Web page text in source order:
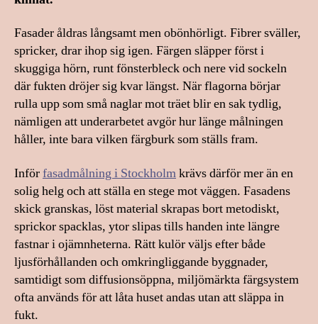
Fasader åldras långsamt men obönhörligt. Fibrer sväller,
spricker, drar ihop sig igen. Färgen släpper först i
skuggiga hörn, runt fönsterbleck och nere vid sockeln
där fukten dröjer sig kvar längst. När flagorna börjar
rulla upp som små naglar mot träet blir en sak tydlig,
nämligen att underarbetet avgör hur länge målningen
håller, inte bara vilken färgburk som ställs fram.
Införfasadmålning i Stockholmkrävs därför mer än en
solig helg och att ställa en stege mot väggen. Fasadens
skick granskas, löst material skrapas bort metodiskt,
sprickor spacklas, ytor slipas tills handen inte längre
fastnar i ojämnheterna. Rätt kulör väljs efter både
ljusförhållanden och omkringliggande byggnader,
samtidigt som diffusionsöppna, miljömärkta färgsystem
ofta används för att låta huset andas utan att släppa in
fukt.